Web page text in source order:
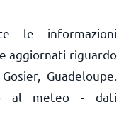
le informazioni
aggiornati riguardo
Guadeloupe.
al meteo - dati